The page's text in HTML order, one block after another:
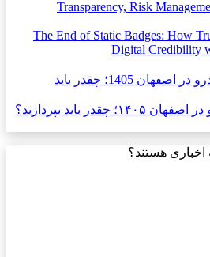
The End of Static Badges: How
Digital Credibility
باید بپردازید؟
هستند؟